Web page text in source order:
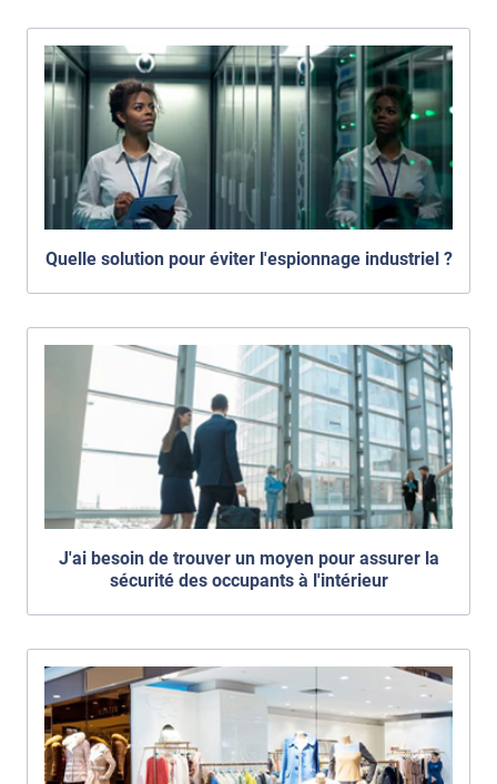
Quelle solution pour éviter l'espionnage industriel ?
J'ai besoin de trouver un moyen pour assurer la
sécurité des occupants à l'intérieur